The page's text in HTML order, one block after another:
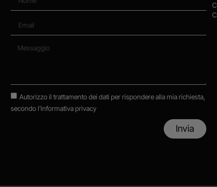
Autorizzo il trattamento dei dati per rispondere alla mia richiesta,
secondol'informativa privacy
Invia